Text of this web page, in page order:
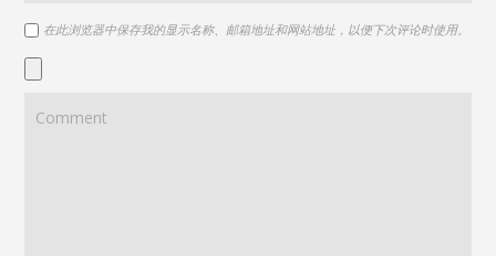
在此浏览器中保存我的显示名称、邮箱地址和网站地址，以便下次评论时使用。